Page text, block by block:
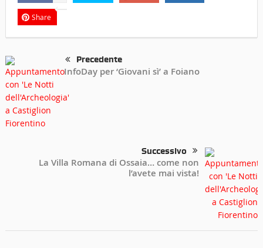
Share
Precedente
InfoDay per ‘Giovani sì’ a Foiano
Successivo
La Villa Romana di Ossaia… come non
l’avete mai vista!